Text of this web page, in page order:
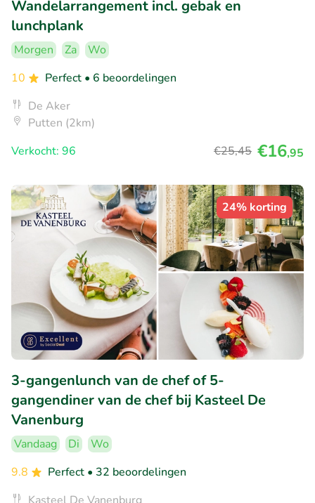
Wandelarrangement incl. gebak en
lunchplank
Morgen Za
Wo
10
Perfect • 6 beoordelingen
De Aker
Putten (2km)
Verkocht: 96
€25,45 €16,95
24% korting
3-gangenlunch van de chef of 5-
gangendiner van de chef bij Kasteel De
Vanenburg
Vandaag Di
Wo
9.8
Perfect • 32 beoordelingen